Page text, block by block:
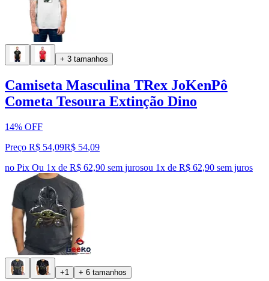
+ 3 tamanhos
Camiseta Masculina TRex JoKenPô
Cometa Tesoura Extinção Dino
14% OFF
Preço R$ 54,09R$ 54,09
no Pix Ou 1x de R$ 62,90 sem jurosou 1x de R$ 62,90 sem juros
+1 + 6 tamanhos